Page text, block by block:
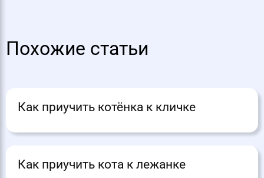
Похожие статьи
Как приучить котёнка к кличке
Как приучить кота к лежанке